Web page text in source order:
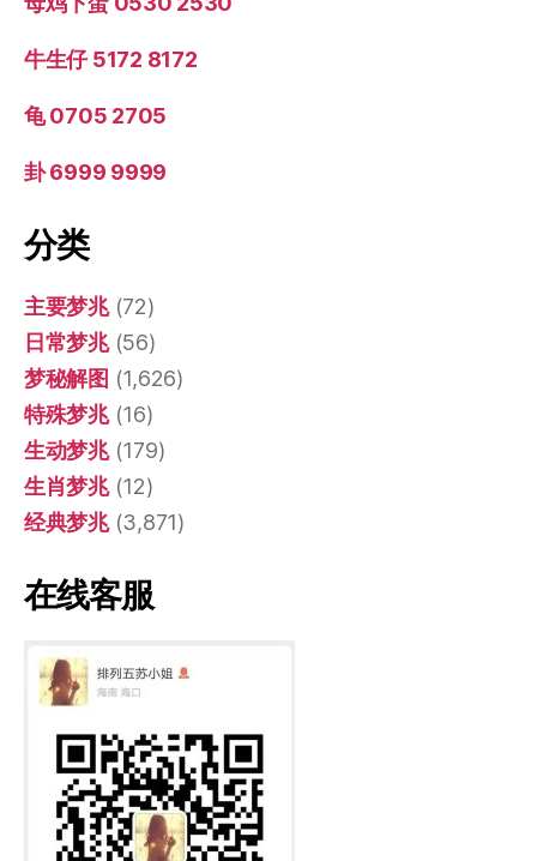
牛生仔 5172 8172
龟 0705 2705
卦 6999 9999
分类
主要梦兆(72)
日常梦兆(56)
梦秘解图 (1,626)
特殊梦兆(16)
生动梦兆(179)
生肖梦兆(12)
经典梦兆(3,871)
在线客服